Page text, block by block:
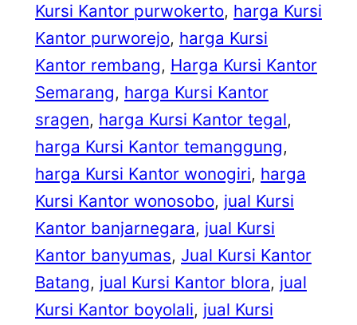
Kursi Kantor purwokerto, harga Kursi
Kantor purworejo, harga Kursi
Kantor rembang, Harga Kursi Kantor
Semarang, harga Kursi Kantor
sragen, harga Kursi Kantor tegal
harga Kursi Kantor temanggung
harga Kursi Kantor wonogiri, harga
Kursi Kantor wonosobo, jual Kursi
Kantor banjarnegara, jual Kursi
Kantor banyumas, Jual Kursi Kantor
Batang, jual Kursi Kantor blora, jual
Kursi Kantor boyolali, jual Kursi